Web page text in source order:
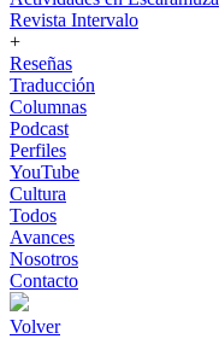
Revista Intervalo
+
Reseñas
Traducción
Columnas
Podcast
Perfiles
YouTube
Cultura
Todos
Avances
Nosotros
Contacto
Volver